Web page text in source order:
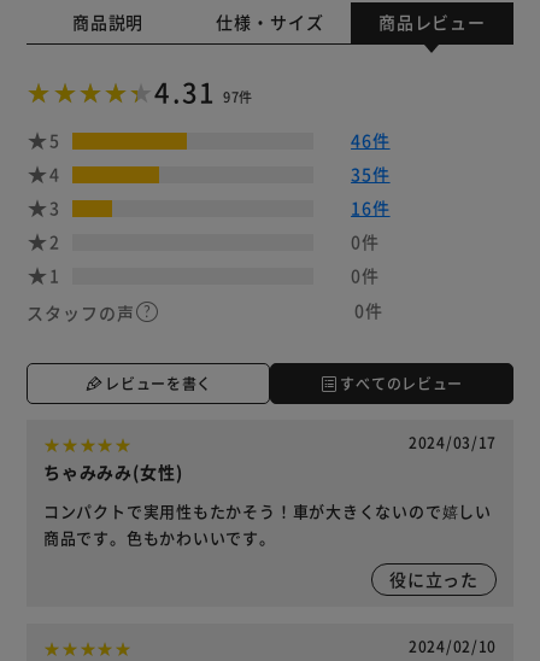
商品説明 仕様・サイズ 商品レビュー
4.31 97件
5
46件
4
35件
3
16件
2
0件
1
0件
スタッフの声
0件
レビューを書く すべてのレビュー
2024/03/17
ちゃみみみ(女性)
コンパクトで実用性もたかそう！車が大きくないので嬉しい
商品です。色もかわいいです。
役に立った
2024/02/10